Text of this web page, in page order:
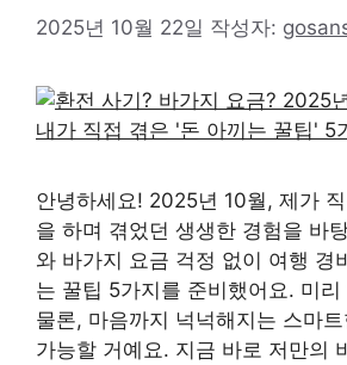
2025년 10월 22일 작성자:
안녕하세요! 2025년 10월, 제가
을 하며 겪었던 생생한 경험을 바
와 바가지 요금 걱정 없이 여행 경
는 꿀팁 5가지를 준비했어요. 미
물론, 마음까지 넉넉해지는 스마
가능할 거예요. 지금 바로 저만의